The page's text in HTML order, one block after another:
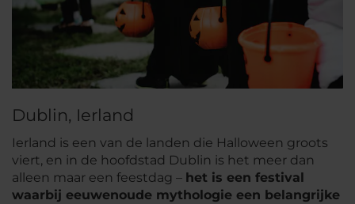
Dublin, Ierland
Ierland is een van de landen die Halloween groots
viert, en in de hoofdstad Dublin is het meer dan
alleen maar een feestdag – het is een festival
waarbij eeuwenoude mythologie een belangrijke